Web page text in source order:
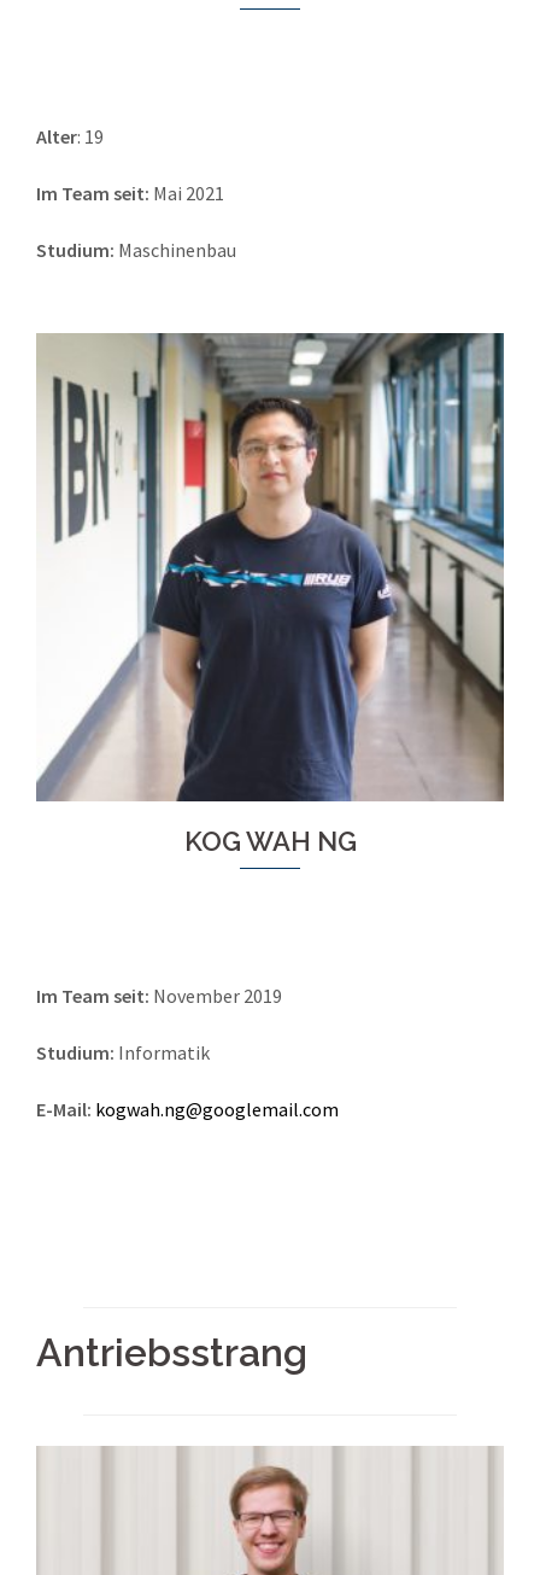
Alter: 19
Im Team seit: Mai 2021
Studium: Maschinenbau
KOG WAH NG
Im Team seit: November 2019
Studium: Informatik
E-Mail: kogwah.ng@googlemail.com
Antriebsstrang